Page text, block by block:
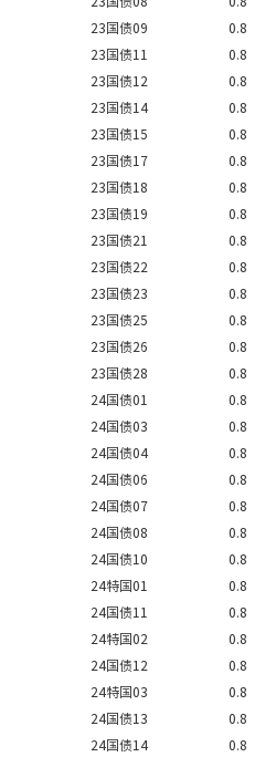
23国债09
0.8
23国债11
0.8
23国债12
0.8
23国债14
0.8
23国债15
0.8
23国债17
0.8
23国债18
0.8
23国债19
0.8
23国债21
0.8
23国债22
0.8
23国债23
0.8
23国债25
0.8
23国债26
0.8
23国债28
0.8
24国债01
0.8
24国债03
0.8
24国债04
0.8
24国债06
0.8
24国债07
0.8
24国债08
0.8
24国债10
0.8
24特国01
0.8
24国债11
0.8
24特国02
0.8
24国债12
0.8
24特国03
0.8
24国债13
0.8
24国债14 0.8